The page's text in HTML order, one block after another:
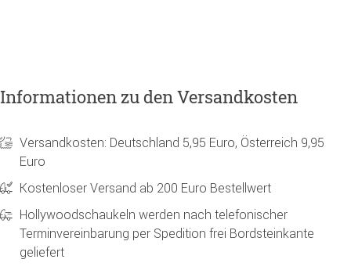
Informationen zu den Versandkosten
Versandkosten: Deutschland 5,95 Euro, Österreich 9,95
Euro
Kostenloser Versand ab 200 Euro Bestellwert
Hollywoodschaukeln werden nach telefonischer
Terminvereinbarung per Spedition frei Bordsteinkante
geliefert